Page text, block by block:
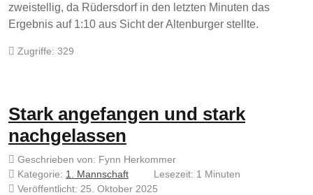
zweistellig, da Rüdersdorf in den letzten Minuten das
Ergebnis auf 1:10 aus Sicht der Altenburger stellte.
Zugriffe: 329
Stark angefangen und stark
nachgelassen
Geschrieben von: Fynn Herkommer
Kategorie: 1. Mannschaft
Lesezeit: 1 Minuten
Veröffentlicht: 25. Oktober 2025